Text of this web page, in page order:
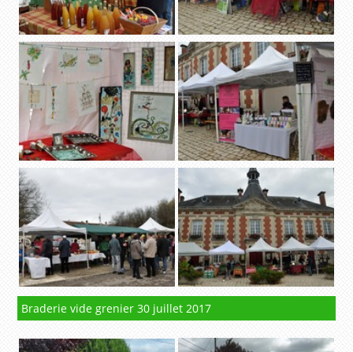
Braderie vide grenier 30 juillet 2017